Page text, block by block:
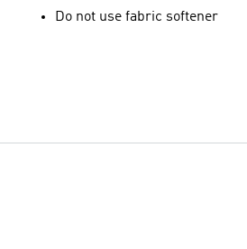
Do not use fabric softener